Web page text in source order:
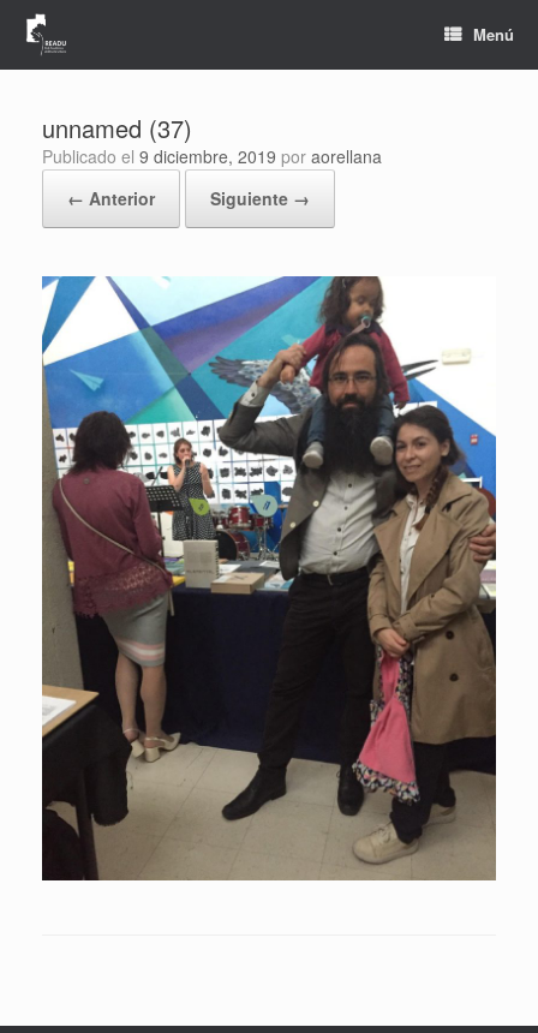
Saltar
contenido
Menú
unnamed (37)
Publicado el 9 diciembre, 2019 por aorellana
← Anterior
Siguiente →